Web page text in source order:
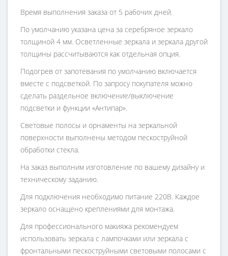
Время выполнения заказа от 5 рабочих дней.
По умолчанию указана цена за серебряное зеркало
толщиной 4 мм. Осветленные зеркала и зеркала другой
толщины рассчитываются как отдельная опция.
Подогрев от запотевания по умолчанию включается
вместе с подсветкой. По запросу покупателя можно
сделать раздельное включение/выключение
подсветки и функции «Антипар».
Световые полосы и орнаменты на зеркальной
поверхности выполнены методом пескоструйной
обработки стекла.
На заказ выполним изготовление по вашему дизайну и
техническому заданию.
Для подключения необходимо питание 220В. Каждое
зеркало оснащено креплениями для монтажа.
Для профессионального макияжа рекомендуем
использовать зеркала с лампочками или зеркала с
фронтальными пескоструйными световыми полосами с